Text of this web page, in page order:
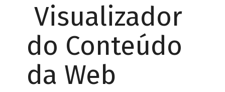
Visualizador
do Conteúdo
da Web